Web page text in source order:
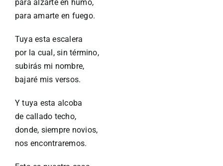
para alzarte en humo,
para amarte en fuego.
Tuya esta escalera
por la cual, sin término,
subirás mi nombre,
bajaré mis versos.
Y tuya esta alcoba
de callado techo,
donde, siempre novios,
nos encontraremos.